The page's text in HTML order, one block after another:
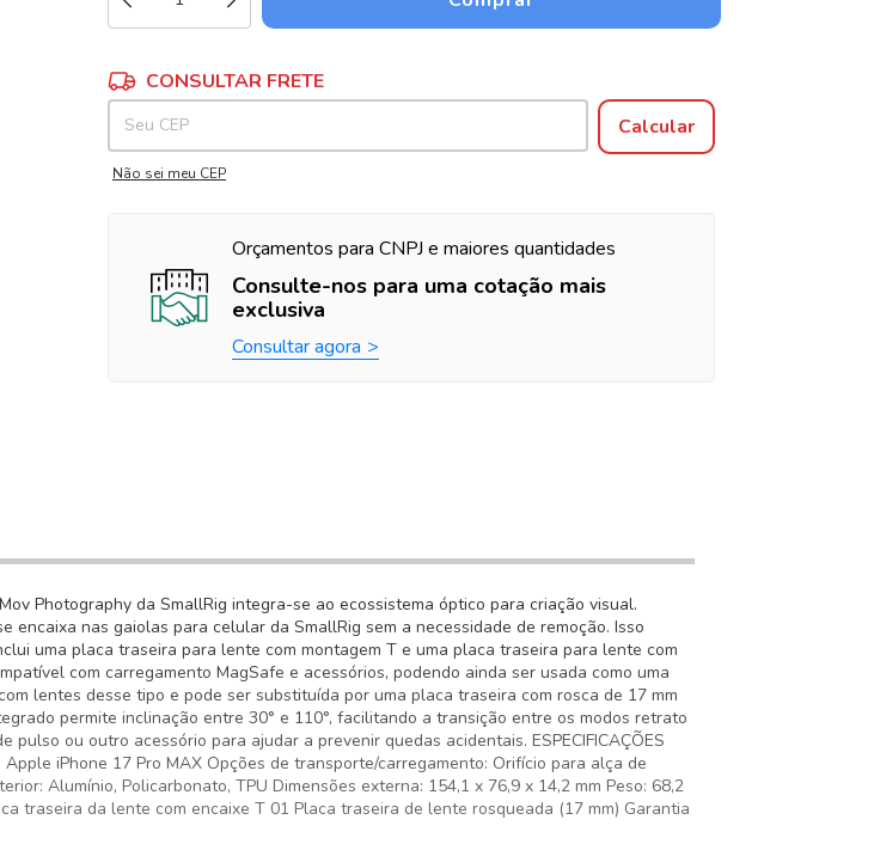
Entregas para o CEP:
CONSULTAR FRETE
Calcular
Não sei meu CEP
Orçamentos para CNPJ e maiores quantidades
Consulte-nos para uma cotação mais
exclusiva
Consultar agora
Photography da SmallRig integra-se ao ecossistema óptico para criação visual.
nas gaiolas para celular da SmallRig sem a necessidade de remoção. Isso
uma placa traseira para lente com montagem T e uma placa traseira para lente com
com carregamento MagSafe e acessórios, podendo ainda ser usada como uma
lentes desse tipo e pode ser substituída por uma placa traseira com rosca de 17 mm
permite inclinação entre 30° e 110°, facilitando a transição entre os modos retrato
ou outro acessório para ajudar a prevenir quedas acidentais. ESPECIFICAÇÕES
iPhone 17 Pro MAX Opções de transporte/carregamento: Orifício para alça de
Alumínio, Policarbonato, TPU Dimensões externa: 154,1 x 76,9 x 14,2 mm Peso: 68,2
traseira da lente com encaixe T 01 Placa traseira de lente rosqueada (17 mm) Garantia